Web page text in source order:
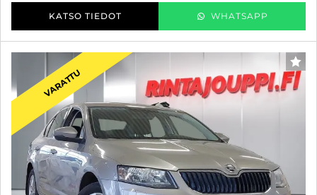
KATSO TIEDOT WHATSAPP
VARATTU